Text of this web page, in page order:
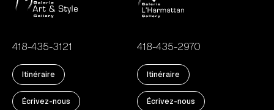
418-435-3121
Itinéraire
Écrivez-nous
418-435-2970
Itinéraire
Écrivez-nous